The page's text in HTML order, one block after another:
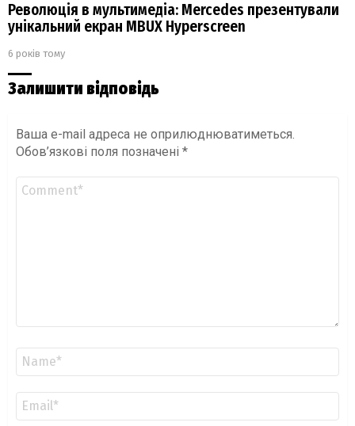
Революція в мультимедіа: Mercedes презентували
унікальний екран MBUX Hyperscreen
6 років тому
Залишити відповідь
Ваша e-mail адреса не оприлюднюватиметься.
Обов’язкові поля позначені *